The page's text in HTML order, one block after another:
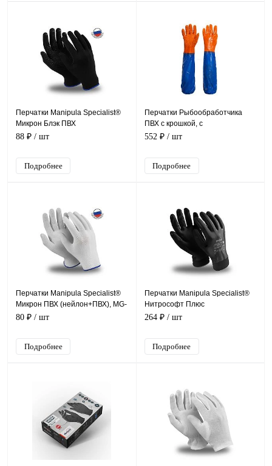
Перчатки Manipula Specialist®
Микрон Блэк ПВХ
(нейлон+ПВХ), MG-112
88 ₽ / шт
Подробнее
Перчатки Рыбообработчика
ПВХ с крошкой, с
нарукавниками
552 ₽ / шт
Подробнее
Перчатки Manipula Specialist®
Микрон ПВХ (нейлон+ПВХ), MG-
111
80 ₽ / шт
Подробнее
Перчатки Manipula Specialist®
Нитрософт Плюс
(нейлон+нитрил), NI-80/MG-123
264 ₽ / шт
Подробнее